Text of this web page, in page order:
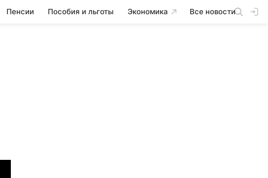
Пенсии Пособия и льготы Экономика Все новости